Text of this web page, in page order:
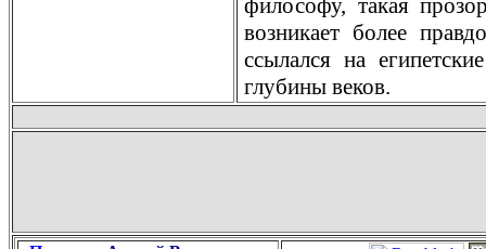
философу, такая
возникает более
ссылался на
глубины веков.